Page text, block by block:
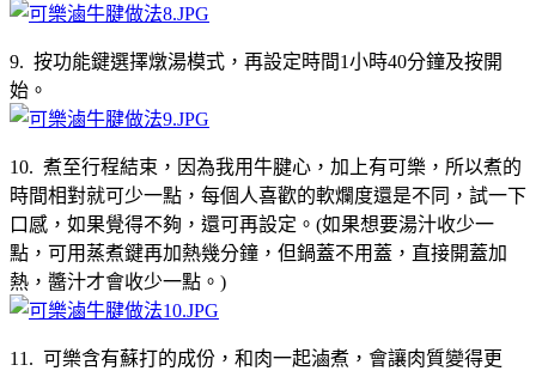
9. 按功能鍵選擇燉湯模式，再設定時間1小時40分鐘及按開
始。
10. 煮至行程結束，因為我用牛腱心，加上有可樂，所以煮的
時間相對就可少一點，每個人喜歡的軟爛度還是不同，試一下
口感，如果覺得不夠，還可再設定。(如果想要湯汁收少一
點，可用蒸煮鍵再加熱幾分鐘，但鍋蓋不用蓋，直接開蓋加
熱，醬汁才會收少一點。)
11. 可樂含有蘇打的成份，和肉一起滷煮，會讓肉質變得更